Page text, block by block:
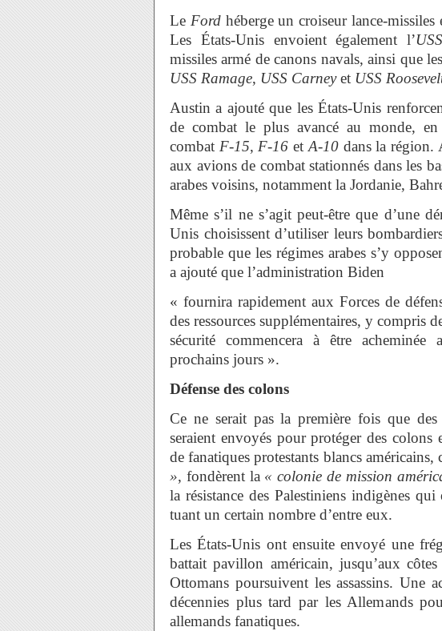
Le Ford héberge un croiseur lance-missiles
Les États-Unis envoient également l’
missiles armé de canons navals, ainsi que
USS Ramage, USS Carneyet USS
Austin a ajouté que les États-Unis
de combat le plus avancé au monde, en
combat F-15, F-16 et A-10dans la région.
aux avions de combat stationnés dans les
arabes voisins, notamment la Jordanie,
Même s’il ne s’agit peut-être que d’une
Unis choisissent d’utiliser leurs
probable que les régimes arabes s’y
a ajouté que l’administration Biden
« fournira rapidement aux Forces de
des ressources supplémentaires, y compris
sécurité commencera à être
prochains jours ».
Défense des colons
Ce ne serait pas la première fois que des
seraient envoyés pour protéger des
de fanatiques protestants blancs
», fondèrent la « colonie de mission
la résistance des Palestiniens indigènes
tuant un certain nombre d’entre eux.
Les États-Unis ont ensuite envoyé une
battait pavillon américain, jusqu’aux
Ottomans poursuivent les assassins. Une
décennies plus tard par les Allemands
allemands fanatiques.